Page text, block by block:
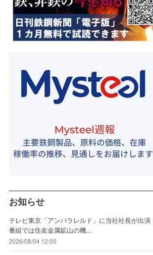
お知らせ
テレビ東京「アンパラレルド」に当社社長が出演
番組では住友金属鉱山の機...
2026/08/04 12:00